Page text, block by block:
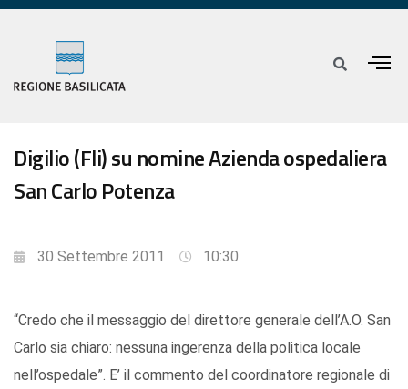
Digilio (Fli) su nomine Azienda ospedaliera
San Carlo Potenza
30 Settembre 2011 10:30
“Credo che il messaggio del direttore generale dell’A.O. San
Carlo sia chiaro: nessuna ingerenza della politica locale
nell’ospedale”. E’ il commento del coordinatore regionale di